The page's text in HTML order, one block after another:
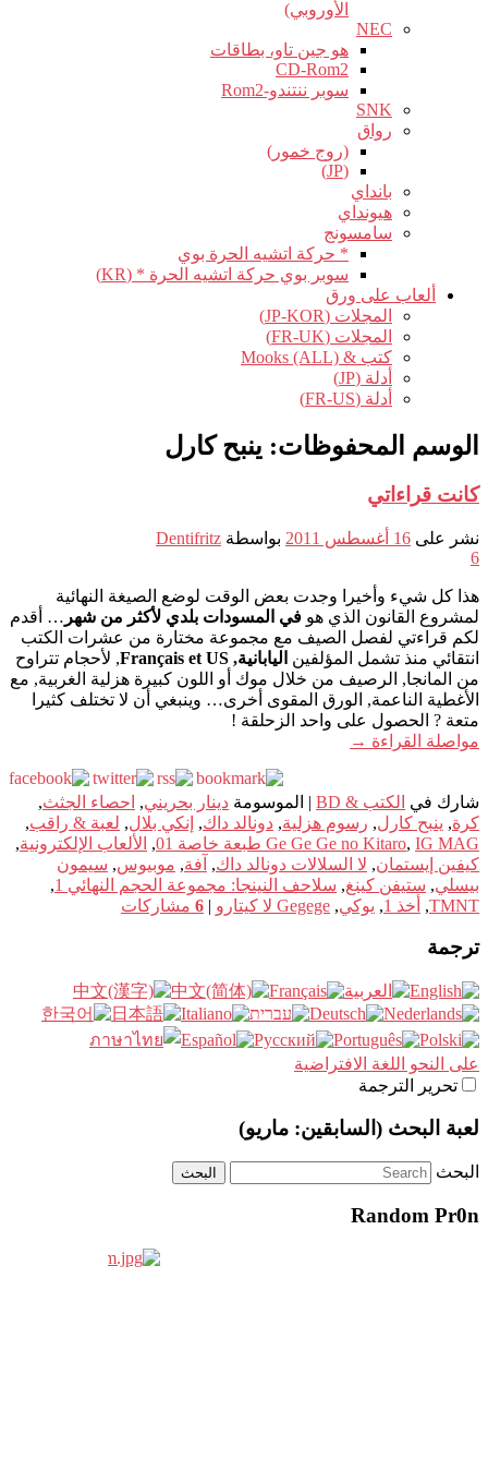
الأوروبي)
NEC
هو جين تاو، بطاقات
CD-Rom2
سوبر ننتندو-Rom2
SNK
رواق
(روج خمور)
(JP)
بانداي
هيونداي
سامسونج
* حركة اتشيه الحرة بوي
سوبر بوي حركة اتشيه الحرة * (KR)
ألعاب على ورق
المجلات (JP-KOR)
المجلات (FR-UK)
كتب & Mooks (ALL)
أدلة (JP)
أدلة (FR-US)
الوسم المحفوظات: ينبح كارل
كانت قراءاتي
نشر على 16 أغسطس 2011 بواسطة Dentifritz
6
هذا كل شيء وأخيرا وجدت بعض الوقت لوضع الصيغة النهائية
لمشروع القانون الذي هو في المسودات بلدي لأكثر من شهر … أقدم
لكم قراءتي لفصل الصيف مع مجموعة مختارة من عشرات الكتب
انتقائي منذ تشمل المؤلفين اليابانية, Français et US
, لأحجام تتراوح
من المانجا, الرصيف من خلال موك أو اللون كبيرة هزلية الغربية, مع
الأغطية الناعمة, الورق المقوى أخرى… وينبغي أن لا تختلف كثيرا
متعة ? الحصول على واحد الزحلقة !
مواصلة القراءة →
شارك في الكتب & BD | الموسومة دينار بحريني, احصاء الجثث,
كرة, ينبح كارل, رسوم هزلية, دونالد داك, إنكي بلال, لعبة & راقب,
Ge Ge Ge no Kitaro, IG MAG طبعة خاصة 01 , الألعاب الإلكترونية,
كيفين إيستمان, لا السلالات دونالد داك, آفة, موبيوس, سيمون
بيسلي, ستيفن كينغ, سلاحف النينجا: مجموعة الحجم النهائي 1
,
TMNT
, أخذ 1 , يوكي, Gegege لا كيتارو |
6 مشاركات
ترجمة
على النحو اللغة الافتراضية
تحرير الترجمة
لعبة البحث (السابقين: ماريو)
البحث
Random Pr0n